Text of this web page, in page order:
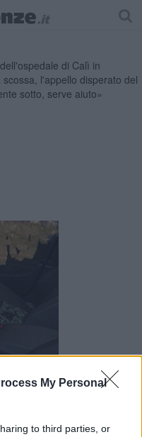
My Personal
to third parties, or
tra Vittorio Emanuele, via
Pistoiese, sono state